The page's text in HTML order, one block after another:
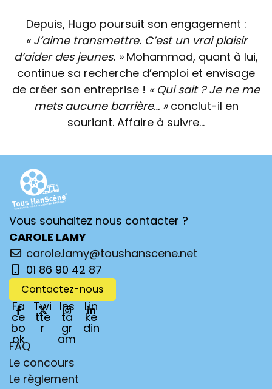
Depuis, Hugo poursuit son engagement :
« J’aime transmettre. C’est un vrai plaisir
d’aider des jeunes. »Mohammad, quant à lui,
continue sa recherche d’emploi et envisage
de créer son entreprise ! « Qui sait ? Je ne me
mets aucune barrière… »conclut-il en
souriant. Affaire à suivre...
Vous souhaitez nous contacter ?
CAROLE LAMY
carole.lamy@toushanscene.net
01 86 90 42 87
Contactez-nous
Fa
ce
bo
ok
Twi
tte
r
Ins
ta
gr
am
Lin
ke
din
FAQ
Le concours
Le règlement